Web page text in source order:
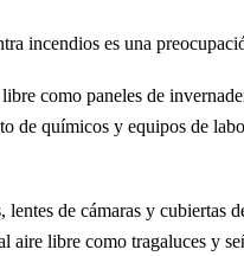
incendios es una
como paneles de
de químicos y equipos de
de cámaras y cubiertas
aire libre como tragaluces y